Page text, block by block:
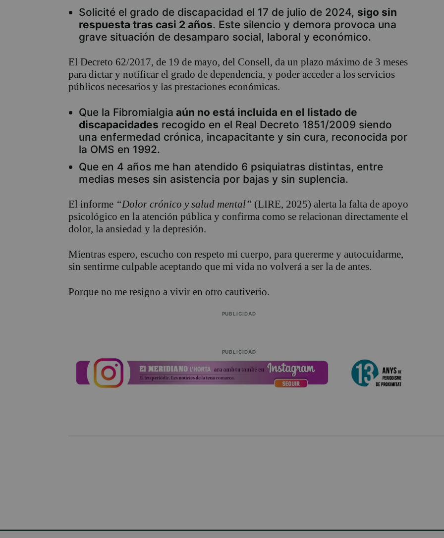
Solicité el grado de discapacidad el 17 de julio de 2024, sigo sin
respuesta tras casi 2 años. Este silencio y demora provoca una
grave situación de desamparo social, laboral y económico.
El Decreto 62/2017, de 19 de mayo, del Consell, da un plazo máximo de 3 meses
para dictar y notificar el grado de dependencia, y poder acceder a los servicios
públicos necesarios y las prestaciones económicas.
Que la Fibromialgia aún no está incluida en el listado de
discapacidades recogido en el Real Decreto 1851/2009 siendo
una enfermedad crónica, incapacitante y sin cura, reconocida por
la OMS en 1992.
Que en 4 años me han atendido 6 psiquiatras distintas, entre
medias meses sin asistencia por bajas y sin suplencia.
El informe “Dolor crónico y salud mental” (LIRE, 2025) alerta la falta de apoyo
psicológico en la atención pública y confirma como se relacionan directamente el
dolor, la ansiedad y la depresión.
Mientras espero, escucho con respeto mi cuerpo, para quererme y autocuidarme,
sin sentirme culpable aceptando que mi vida no volverá a ser la de antes.
Porque no me resigno a vivir en otro cautiverio.
PUBLICIDAD
PUBLICIDAD